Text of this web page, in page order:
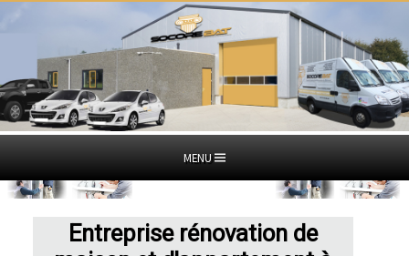
MENU
Entreprise rénovation de